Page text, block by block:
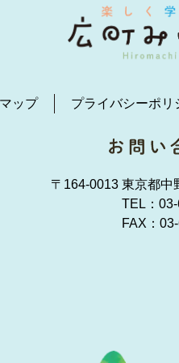
ップ プライバシーポリ
〒164-0013 東京都中
TEL：
FAX：